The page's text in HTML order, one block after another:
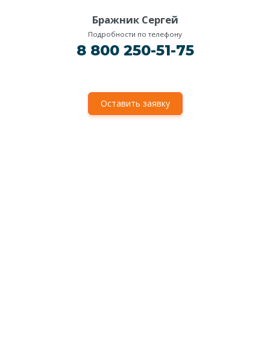
Бражник Сергей
Подробности по телефону
8 800 250-51-75
Оставить заявку